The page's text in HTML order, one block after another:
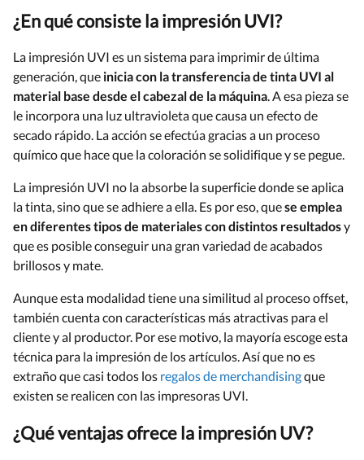
¿En qué consiste la impresión UVI?
La impresión UVI es un sistema para imprimir de última
generación, que inicia con la transferencia de tinta UVI al
material base desde el cabezal de la máquina. A esa pieza se
le incorpora una luz ultravioleta que causa un efecto de
secado rápido. La acción se efectúa gracias a un proceso
químico que hace que la coloración se solidifique y se pegue.
La impresión UVI no la absorbe la superficie donde se aplica
la tinta, sino que se adhiere a ella. Es por eso, quese emplea
en diferentes tipos de materiales con distintos resultadosy
que es posible conseguir una gran variedad de acabados
brillosos y mate.
Aunque esta modalidad tiene una similitud al proceso offset,
también cuenta con características más atractivas para el
cliente y al productor. Por ese motivo, la mayoría escoge esta
técnica para la impresión de los artículos. Así que no es
extraño que casi todos los regalos de merchandisingque
existen se realicen con las impresoras UVI.
¿Qué ventajas ofrece la impresión UV?